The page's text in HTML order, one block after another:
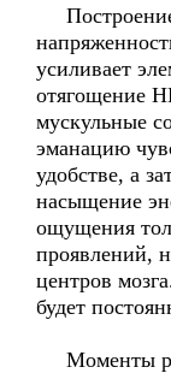
усиливает
мускульные
эманацию
удобстве, а
насыщение
ощущения
проявлений,
центров
будет
Моменты